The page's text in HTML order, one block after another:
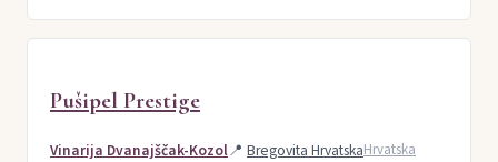
Pušipel Prestige
Vinarija Dvanajščak-Kozol📍 Bregovita HrvatskaHrvatska